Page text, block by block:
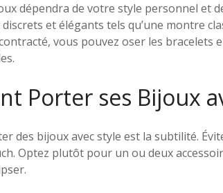
dépendra de votre style personnel et
et élégants tels qu’une montre
vous pouvez oser les bracelets
Porter ses Bijoux
des bijoux avec style est la subtilité.
Optez plutôt pour un ou deux